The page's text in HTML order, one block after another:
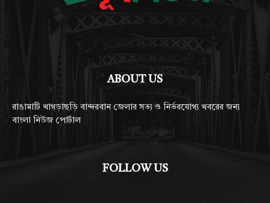
ABOUT US
রাঙামাটি খাগড়াছড়ি বান্দরবান জেলার সত্য ও নির্ভরযোগ্য খবরের জন্য
বাংলা নিউজ পোর্টাল
FOLLOW US